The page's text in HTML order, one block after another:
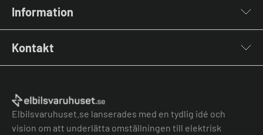
Laddkablar
Kabelhållare
Stolpar & Fästen
Information
Lastbalansering
Grön teknik bidrag
Jämför laddboxar
Köpvillkor
Kontakt
Elbilsvaruhuset.se lanserades med en tydlig idé och
vision om att underlätta omställningen till elektrisk